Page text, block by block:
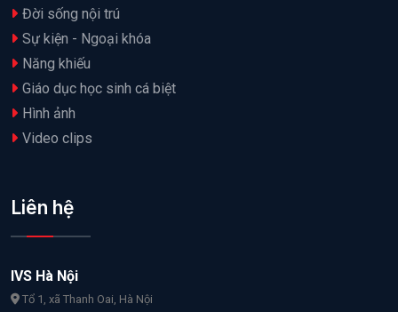
Đời sống nội trú
Sự kiện - Ngoại khóa
Năng khiếu
Giáo dục học sinh cá biệt
Hình ảnh
Video clips
Liên hệ
IVS Hà Nội
Tổ 1, xã Thanh Oai, Hà Nội